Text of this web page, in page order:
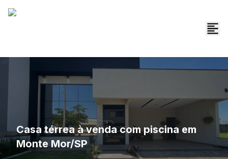
Casa térrea à venda com piscina em
Monte Mor/SP